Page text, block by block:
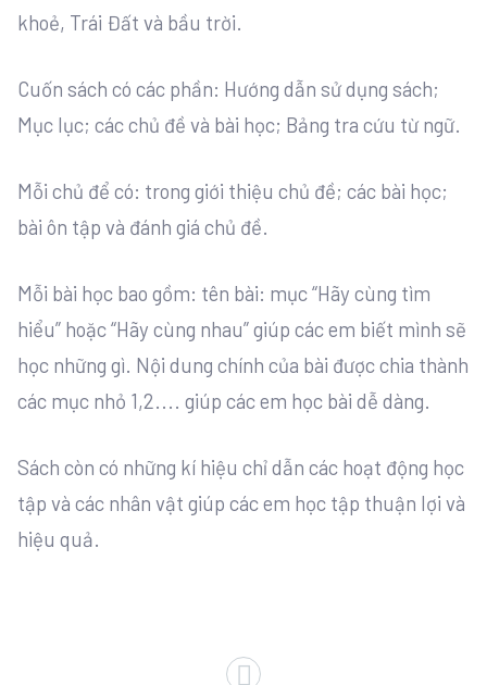
khoẻ, Trái Đất và bầu trời.
Cuốn sách có các phần: Hướng dẫn sử dụng sách;
Mục lục; các chủ đề và bài học; Bảng tra cứu từ ngữ.
Mỗi chủ để có: trong giới thiệu chủ đề; các bài học;
bài ôn tập và đánh giá chủ đề.
Mỗi bài học bao gồm: tên bài: mục “Hãy cùng tìm
hiểu” hoặc “Hãy cùng nhau” giúp các em biết mình sẽ
học những gì. Nội dung chính của bài được chia thành
các mục nhỏ 1,2.... giúp các em học bài dễ dàng.
Sách còn có những kí hiệu chỉ dẫn các hoạt động học
tập và các nhân vật giúp các em học tập thuận lợi và
hiệu quả.